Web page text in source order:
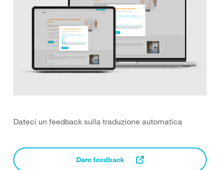
Dateci un feedback sulla traduzione automatica
Dare feedback